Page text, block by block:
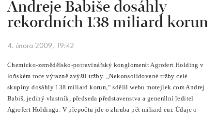
Andreje Babiše dosáhly
rekordních 138 miliard korun
4. února 2009, 19:42
Chemicko-zemědělsko-potravinářský konglomerát Agrofert Holding v
loňském roce výrazně zvýšil tržby. „Nekonsolidované tržby celé
skupiny dosáhly 138 miliard korun,“ sdělil webu motejlek.com Andrej
Babiš, jediný vlastník, předseda představenstva a generální ředitel
Agrofert Holdingu. V přepočtu jde o zhruba pět miliard eur. Údaje o